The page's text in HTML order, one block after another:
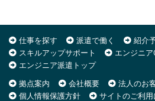
仕事を探す 派遣で働く 紹介
スキルアップサポート
エンジニ
エンジニア派遣トップ
拠点案内
会社概要
法人のお
個人情報保護方針
サイトのご利